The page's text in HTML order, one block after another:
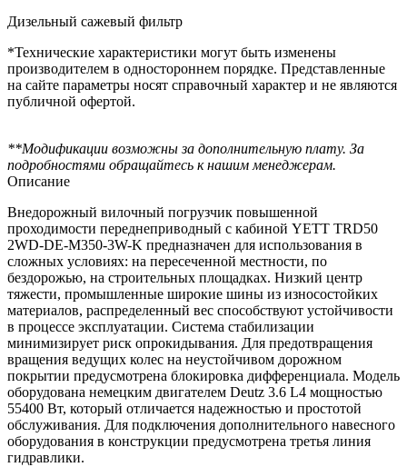
Дизельный сажевый фильтр
*Технические характеристики могут быть изменены
производителем в одностороннем порядке. Представленные
на сайте параметры носят справочный характер и не являются
публичной офертой.
**Модификации возможны за дополнительную плату. За
подробностями обращайтесь к нашим менеджерам.
Описание
Внедорожный вилочный погрузчик повышенной
проходимости переднеприводный с кабиной YETT TRD50
2WD-DE-M350-3W-K предназначен для использования в
сложных условиях: на пересеченной местности, по
бездорожью, на строительных площадках. Низкий центр
тяжести, промышленные широкие шины из износостойких
материалов, распределенный вес способствуют устойчивости
в процессе эксплуатации. Система стабилизации
минимизирует риск опрокидывания. Для предотвращения
вращения ведущих колес на неустойчивом дорожном
покрытии предусмотрена блокировка дифференциала. Модель
оборудована немецким двигателем Deutz 3.6 L4 мощностью
55400 Вт, который отличается надежностью и простотой
обслуживания. Для подключения дополнительного навесного
оборудования в конструкции предусмотрена третья линия
гидравлики.